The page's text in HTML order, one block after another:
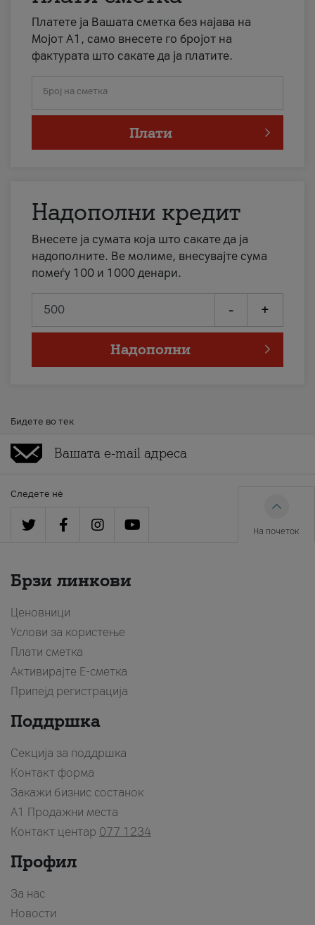
Платете ја Вашата сметка без најава на
Мојот А1, само внесете го бројот на
фактурата што сакате да ја платите.
Број на сметка
Плати
Надополни кредит
Внесете ја сумата која што сакате да ја
надополните. Ве молиме, внесувајте сума
помеѓу 100 и 1000 денари.
- +
Надополни
Бидете во тек
Следете нè
На почеток
Брзи линкови
Ценовници
Услови за користење
Плати сметка
Активирајте Е-сметка
Припејд регистрација
Поддршка
Секција за поддршка
Контакт форма
Закажи бизнис состанок
A1 Продажни места
Контакт центар 077 1234
Профил
За нас
Новости